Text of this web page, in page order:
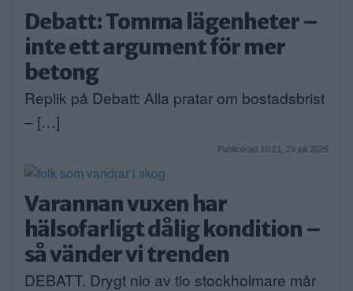
Debatt: Tomma lägenheter –
inte ett argument för mer
betong
Replik på Debatt: Alla pratar om bostadsbrist
– […]
Publicerad 10:21, 29 juli 2026
Varannan vuxen har
hälsofarligt dålig kondition –
så vänder vi trenden
DEBATT. Drygt nio av tio stockholmare mår